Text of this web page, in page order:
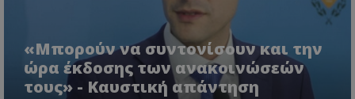
«Μπορούν να συντονίσουν και την
ώρα έκδοσης των ανακοινώσεών
τους» - Καυστική απάντηση